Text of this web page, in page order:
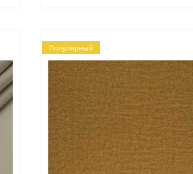
Популярный